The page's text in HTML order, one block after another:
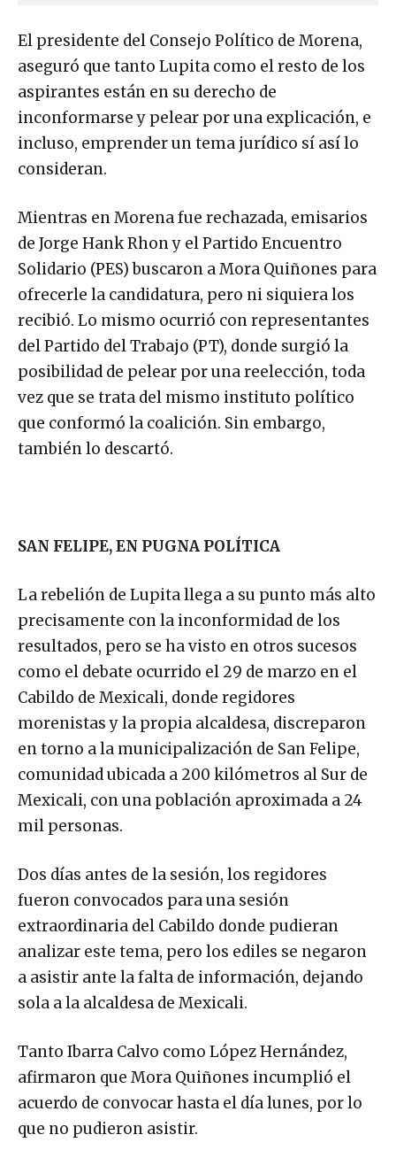
El presidente del Consejo Político de Morena,
aseguró que tanto Lupita como el resto de los
aspirantes están en su derecho de
inconformarse y pelear por una explicación, e
incluso, emprender un tema jurídico sí así lo
consideran.
Mientras en Morena fue rechazada, emisarios
de Jorge Hank Rhon y el Partido Encuentro
Solidario (PES) buscaron a Mora Quiñones para
ofrecerle la candidatura, pero ni siquiera los
recibió. Lo mismo ocurrió con representantes
del Partido del Trabajo (PT), donde surgió la
posibilidad de pelear por una reelección, toda
vez que se trata del mismo instituto político
que conformó la coalición. Sin embargo,
también lo descartó.
SAN FELIPE, EN PUGNA POLÍTICA
La rebelión de Lupita llega a su punto más alto
precisamente con la inconformidad de los
resultados, pero se ha visto en otros sucesos
como el debate ocurrido el 29 de marzo en el
Cabildo de Mexicali, donde regidores
morenistas y la propia alcaldesa, discreparon
en torno a la municipalización de San Felipe,
comunidad ubicada a 200 kilómetros al Sur de
Mexicali, con una población aproximada a 24
mil personas.
Dos días antes de la sesión, los regidores
fueron convocados para una sesión
extraordinaria del Cabildo donde pudieran
analizar este tema, pero los ediles se negaron
a asistir ante la falta de información, dejando
sola a la alcaldesa de Mexicali.
Tanto Ibarra Calvo como López Hernández,
afirmaron que Mora Quiñones incumplió el
acuerdo de convocar hasta el día lunes, por lo
que no pudieron asistir.